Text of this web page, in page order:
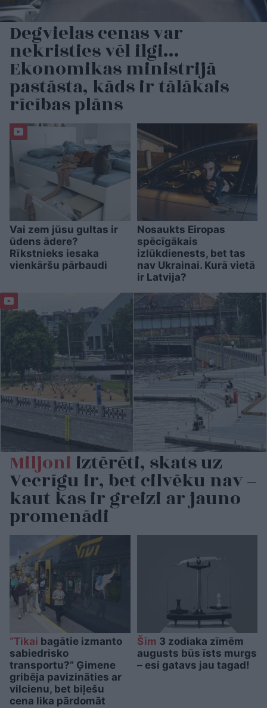
Degvielas cenas var
nekristies vēl ilgi…
Ekonomikas ministrijā
pastāsta, kāds ir tālākais
rīcības plāns
Vai zem jūsu gultas ir
ūdens ādere?
Rīkstnieks iesaka
vienkāršu pārbaudi
Nosaukts Eiropas
spēcīgākais
izlūkdienests, bet tas
nav Ukrainai. Kurā vietā
ir Latvija?
Miljoniiztērēti, skats uz
Vecrīgu ir, bet cilvēku nav –
kaut kas ir greizi ar jauno
promenādi
“Tikai bagātie izmanto
sabiedrisko
transportu?” Ģimene
gribēja pavizināties ar
vilcienu, bet biļešu
cena lika pārdomāt
Šīm 3 zodiaka zīmēm
augusts būs īsts murgs
– esi gatavs jau tagad!